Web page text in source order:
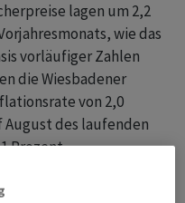
lagen um 2,2
wie das
vorläufiger Zahlen
die Wiesbadener
von 2,0
des laufenden
Prozent.
geringer die Kaufkraft